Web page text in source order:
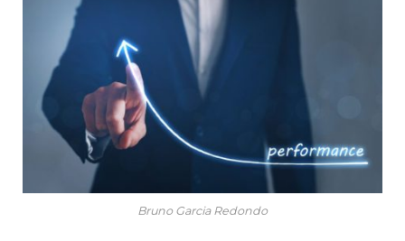
Bruno Garcia Redondo